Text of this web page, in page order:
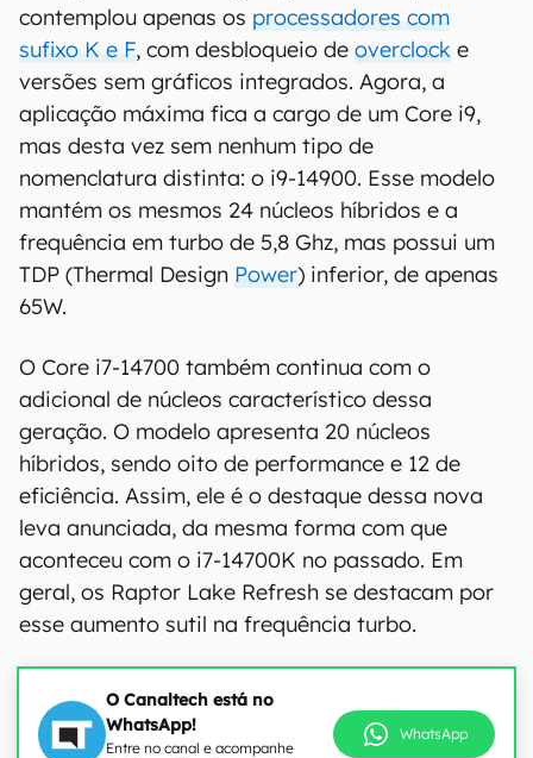
contemplou apenas os processadores com
sufixo K e F, com desbloqueio de overclock e
versões sem gráficos integrados. Agora, a
aplicação máxima fica a cargo de um Core i9,
mas desta vez sem nenhum tipo de
nomenclatura distinta: o i9-14900. Esse modelo
mantém os mesmos 24 núcleos híbridos e a
frequência em turbo de 5,8 Ghz, mas possui um
TDP (Thermal Design Power) inferior, de apenas
65W.
O Core i7-14700 também continua com o
adicional de núcleos característico dessa
geração. O modelo apresenta 20 núcleos
híbridos, sendo oito de performance e 12 de
eficiência. Assim, ele é o destaque dessa nova
leva anunciada, da mesma forma com que
aconteceu com o i7-14700K no passado. Em
geral, os Raptor Lake Refresh se destacam por
esse aumento sutil na frequência turbo.
O Canaltech está no
WhatsApp!
Entre no canal e acompanhe
WhatsApp